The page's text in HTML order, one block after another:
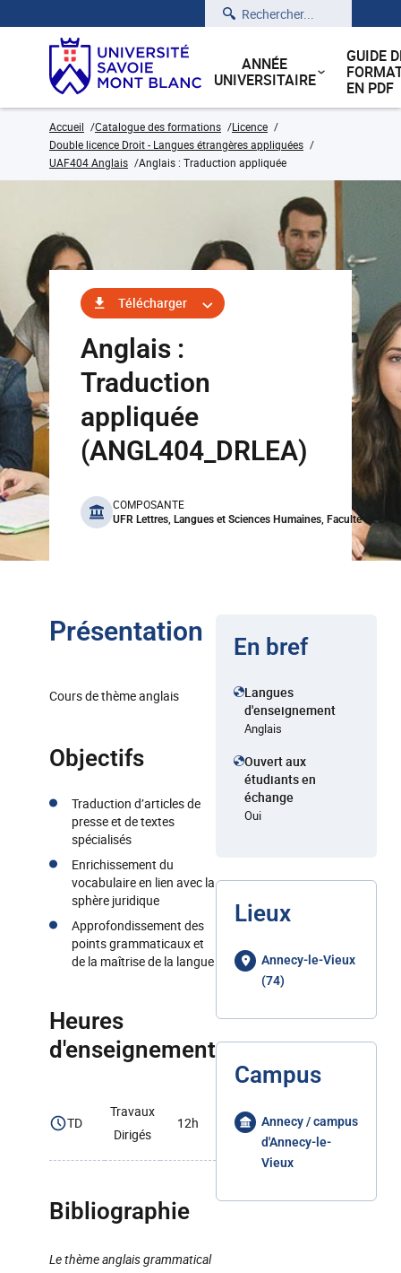
Rechercher
ANNÉE
UNIVERSITAIRE
GUIDE
EN PDF
Accueil Catalogue des formations
Licence
Double licence Droit - Langues étrangères appliquées
UAF404 Anglais
Anglais : Traduction appliquée
Télécharger
Anglais :
Traduction
appliquée
(ANGL404_DRLEA)
benefits
COMPOSANTE
UFR Lettres, Langues et Sciences Humaines, Faculté de Droit
Présentation
Cours de thème anglais
Objectifs
Traduction d’articles de
presse et de textes
spécialisés
Enrichissement du
vocabulaire en lien avec la
sphère juridique
Approfondissement des
points grammaticaux et
de la maîtrise de la langue
Heures
d'enseignement
TD
Travaux
Dirigés
12h
Bibliographie
Le thème anglais grammatical
En bref
Langues
d'enseignement
Anglais
Ouvert aux
étudiants en
échange
Oui
Lieux
Annecy-le-Vieux
(74)
Campus
Annecy / campus
d'Annecy-le-
Vieux